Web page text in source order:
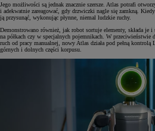
Jego możliwości są jednak znacznie szersze. Atlas potrafi
i adekwatnie zareagować, gdy drzwiczki nagle się zamkną.
ją przysunąć, wykonując płynne, niemal ludzkie ruchy.
Demonstrowano również, jak robot sortuje elementy, składa je
na półkach czy w specjalnych pojemnikach. W przeciwieństwie
ruch od pracy manualnej, nowy Atlas działa pod pełną
górnych i dolnych części korpusu.